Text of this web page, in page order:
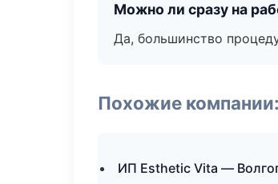
Можно ли сразу на
Да, большинство
Похожие
ИП Esthetic Vita —